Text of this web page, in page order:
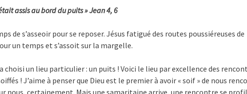
assis au bord du puits » Jean 4, 6
de s’asseoir pour se reposer. Jésus fatigué des routes poussiéreuses de
un temps et s’assoit sur la margelle.
choisi un lieu particulier : un puits ! Voici le lieu par excellence des
! J’aime à penser que Dieu est le premier à avoir « soif » de nous
nous, certainement. Mais une samaritaine arrive, une rencontre se